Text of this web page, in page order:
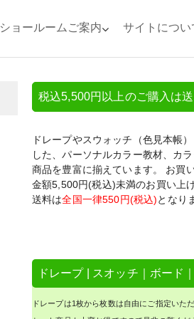
ショールームご案内 サイトについ
税込5,500円以上のご購入は
ドレープやスウォッチ（色見本帳
した、パーソナルカラー教材、カ
商品を豊富に揃えています。 お買
金額5,500円(税込)未満のお買い上げ
送料は全国一律550円(税込)となり
ドレープ | スオッチ｜ボード
ドレープは1枚から枚数は自由にご指定いただ